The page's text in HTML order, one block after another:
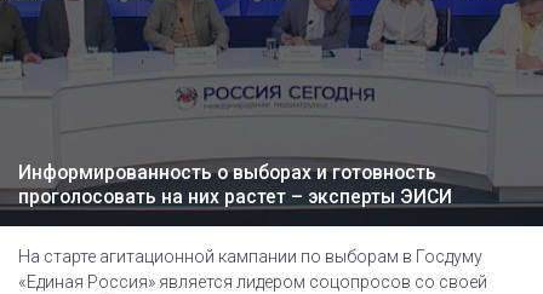
Информированность о выборах и готовность
проголосовать на них растет – эксперты ЭИСИ
На старте агитационной кампании по выборам в Госдуму
«Единая Россия» является лидером соцопросов со своей